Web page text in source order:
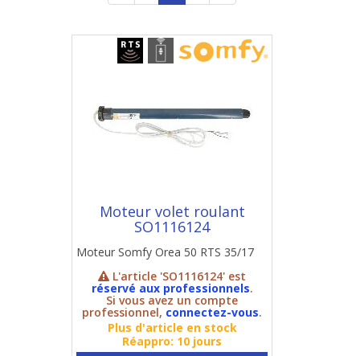
Moteur volet roulant
SO1116124
Moteur Somfy Orea 50 RTS 35/17
L'article 'SO1116124' est
réservé aux professionnels.
Si vous avez un compte
professionnel, connectez-vous.
Plus d'article en stock
Réappro: 10 jours